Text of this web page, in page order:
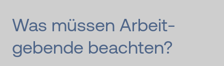
Was müssen Arbeit­
gebende beachten?